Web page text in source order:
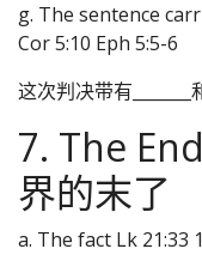
g. The sentence
Cor 5:10 Eph 5:5-6
这次判决带有
7. The
界的末了
a. The fact Lk 21:33